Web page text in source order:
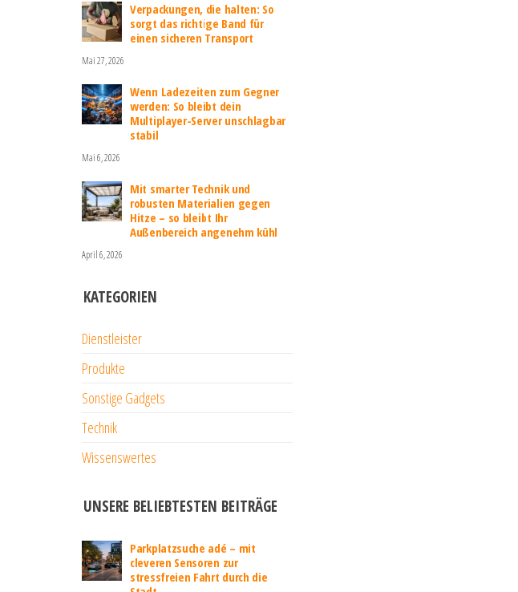
Verpackungen, die halten: So
sorgt das richtige Band für
einen sicheren Transport
Mai 27, 2026
Wenn Ladezeiten zum Gegner
werden: So bleibt dein
Multiplayer-Server unschlagbar
stabil
Mai 6, 2026
Mit smarter Technik und
robusten Materialien gegen
Hitze – so bleibt Ihr
Außenbereich angenehm kühl
April 6, 2026
KATEGORIEN
Dienstleister
Produkte
Sonstige Gadgets
Technik
Wissenswertes
UNSERE BELIEBTESTEN BEITRÄGE
Parkplatzsuche adé – mit
cleveren Sensoren zur
stressfreien Fahrt durch die